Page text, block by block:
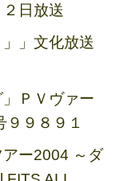
日放送
」文化放送
ＰＶヴァー
９８９１
ー2004 ～ダ